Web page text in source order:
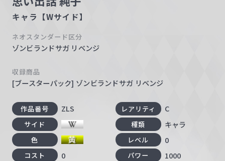
キャラ【Wサイド】
ネオスタンダード区分
ゾンビランドサガ リベンジ
収録商品
[ブースターパック] ゾンビランドサガ リベンジ
作品番号 ZLS レアリティ C
サイド 種類 キャラ
色 レベル 0
コスト 0 パワー 1000